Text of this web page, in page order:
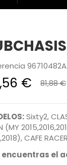
€ 81,88 €
Sixty2,
(MY
CAFE
encuentras el